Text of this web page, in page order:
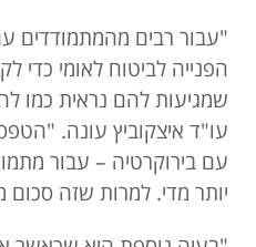
"עבור רבים מהמתמודדים
הפנייה לביטוח לאומי כדי
שמגיעות להם נראית כמו
עו"ד איצקוביץ עונה.
עם בירוקרטיה – עבור
יותר מדי. למרות שזה